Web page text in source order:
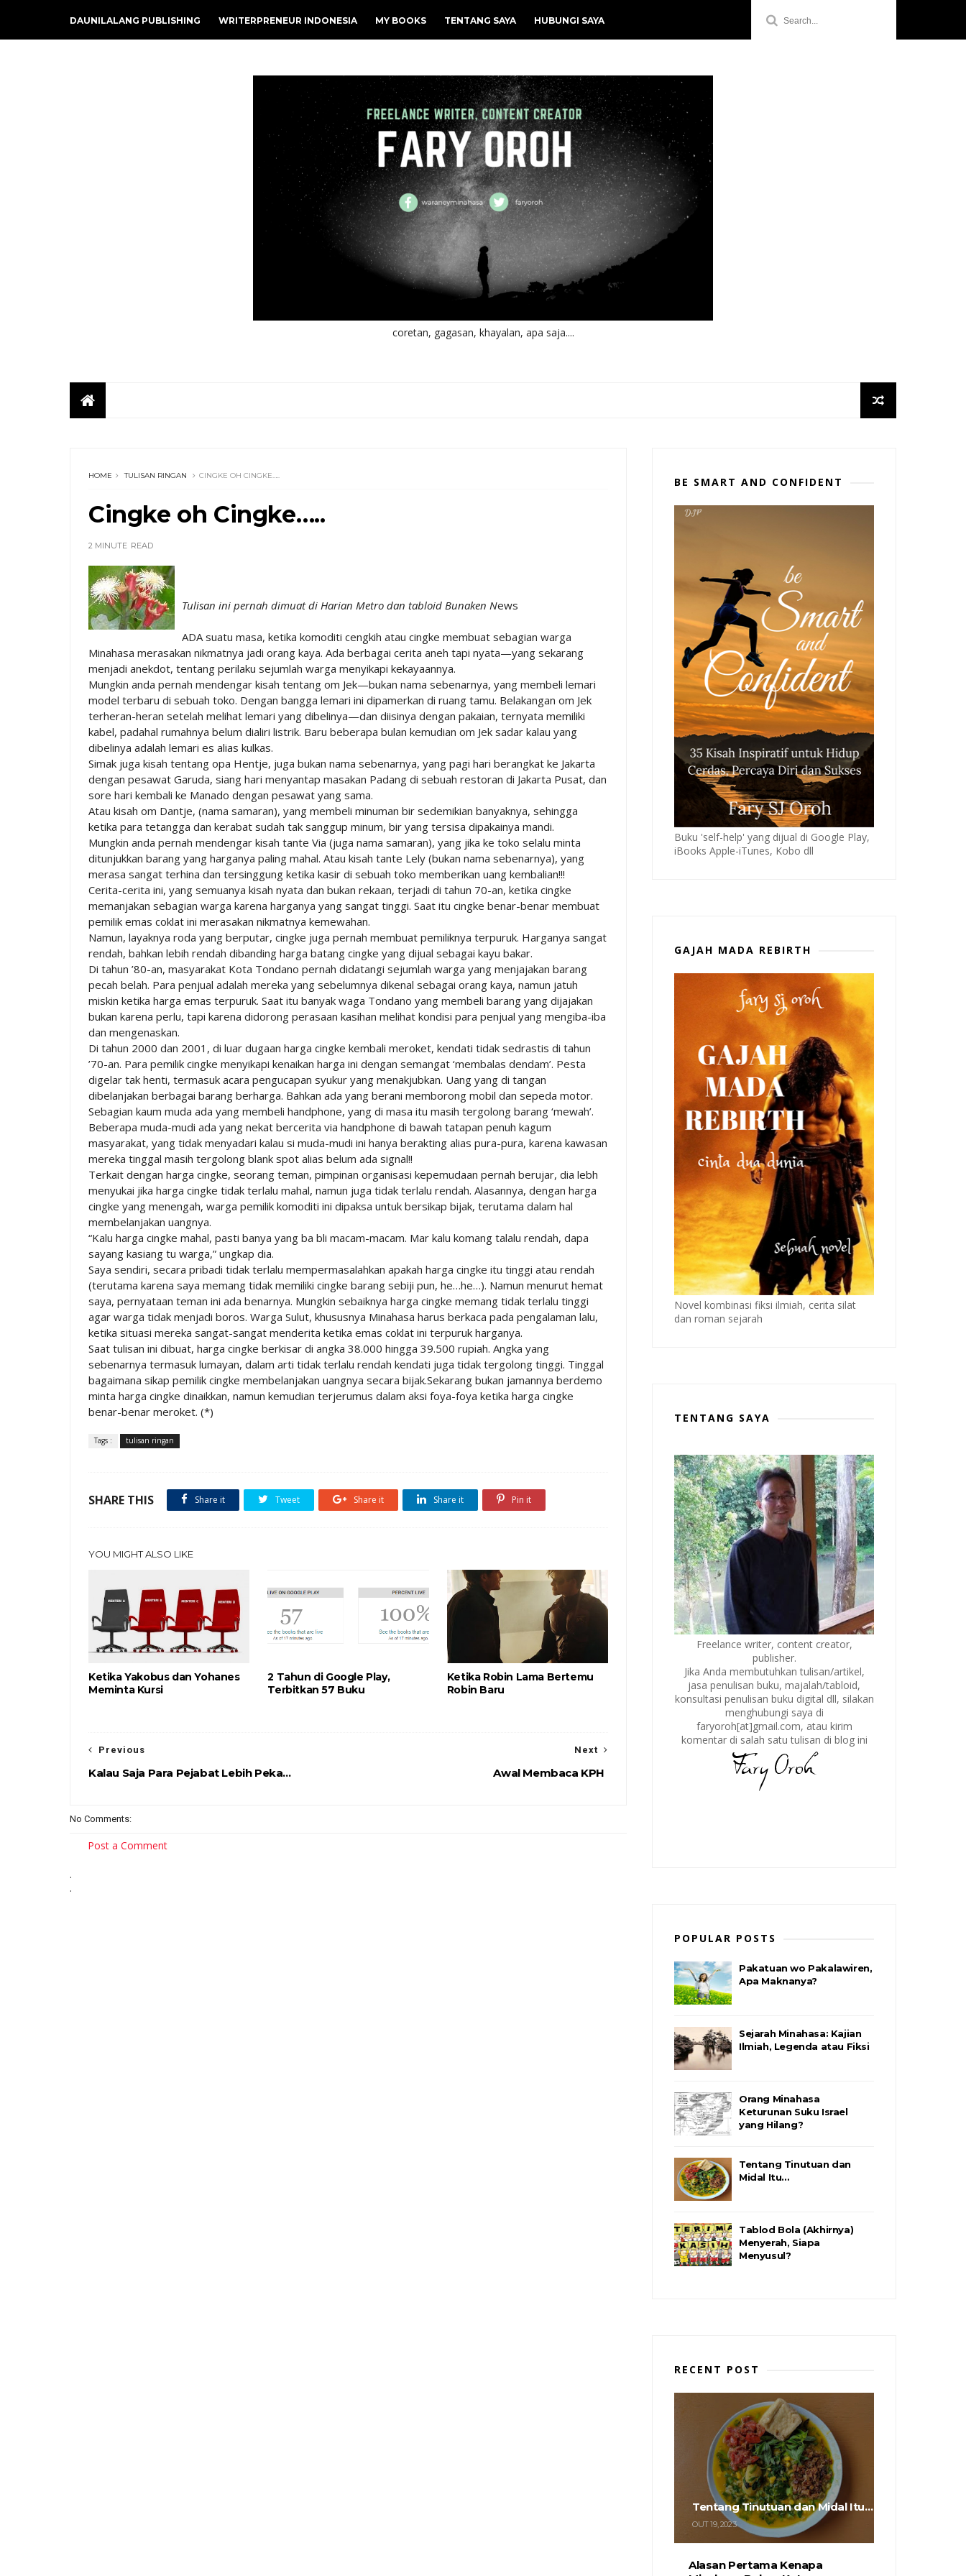
DAUNILALANG PUBLISHING WRITERPRENEUR INDONESIA MY BOOKS TENTANG SAYA HUBUNGI SAYA
coretan, gagasan, khayalan, apa saja....
HOME TULISAN RINGAN CINGKE OH CINGKE…..
Cingke oh Cingke…..
2 MINUTE READ
Tulisan ini pernah dimuat di Harian Metro dan tabloid Bunaken News
ADA suatu masa, ketika komoditi cengkih atau cingke membuat sebagian warga
Minahasa merasakan nikmatnya jadi orang kaya. Ada berbagai cerita aneh tapi nyata—yang sekarang
menjadi anekdot, tentang perilaku sejumlah warga menyikapi kekayaannya.
Mungkin anda pernah mendengar kisah tentang om Jek—bukan nama sebenarnya, yang membeli lemari
model terbaru di sebuah toko. Dengan bangga lemari ini dipamerkan di ruang tamu. Belakangan om Jek
terheran-heran setelah melihat lemari yang dibelinya—dan diisinya dengan pakaian, ternyata memiliki
kabel, padahal rumahnya belum dialiri listrik. Baru beberapa bulan kemudian om Jek sadar kalau yang
dibelinya adalah lemari es alias kulkas.
Simak juga kisah tentang opa Hentje, juga bukan nama sebenarnya, yang pagi hari berangkat ke Jakarta
dengan pesawat Garuda, siang hari menyantap masakan Padang di sebuah restoran di Jakarta Pusat, dan
sore hari kembali ke Manado dengan pesawat yang sama.
Atau kisah om Dantje, (nama samaran), yang membeli minuman bir sedemikian banyaknya, sehingga
ketika para tetangga dan kerabat sudah tak sanggup minum, bir yang tersisa dipakainya mandi.
Mungkin anda pernah mendengar kisah tante Via (juga nama samaran), yang jika ke toko selalu minta
ditunjukkan barang yang harganya paling mahal. Atau kisah tante Lely (bukan nama sebenarnya), yang
merasa sangat terhina dan tersinggung ketika kasir di sebuah toko memberikan uang kembalian!!!
Cerita-cerita ini, yang semuanya kisah nyata dan bukan rekaan, terjadi di tahun 70-an, ketika cingke
memanjakan sebagian warga karena harganya yang sangat tinggi. Saat itu cingke benar-benar membuat
pemilik emas coklat ini merasakan nikmatnya kemewahan.
Namun, layaknya roda yang berputar, cingke juga pernah membuat pemiliknya terpuruk. Harganya sangat
rendah, bahkan lebih rendah dibanding harga batang cingke yang dijual sebagai kayu bakar.
Di tahun ’80-an, masyarakat Kota Tondano pernah didatangi sejumlah warga yang menjajakan barang
pecah belah. Para penjual adalah mereka yang sebelumnya dikenal sebagai orang kaya, namun jatuh
miskin ketika harga emas terpuruk. Saat itu banyak waga Tondano yang membeli barang yang dijajakan
bukan karena perlu, tapi karena didorong perasaan kasihan melihat kondisi para penjual yang mengiba-iba
dan mengenaskan.
Di tahun 2000 dan 2001, di luar dugaan harga cingke kembali meroket, kendati tidak sedrastis di tahun
’70-an. Para pemilik cingke menyikapi kenaikan harga ini dengan semangat ‘membalas dendam’. Pesta
digelar tak henti, termasuk acara pengucapan syukur yang menakjubkan. Uang yang di tangan
dibelanjakan berbagai barang berharga. Bahkan ada yang berani memborong mobil dan sepeda motor.
Sebagian kaum muda ada yang membeli handphone, yang di masa itu masih tergolong barang ‘mewah’.
Beberapa muda-mudi ada yang nekat bercerita via handphone di bawah tatapan penuh kagum
masyarakat, yang tidak menyadari kalau si muda-mudi ini hanya berakting alias pura-pura, karena kawasan
mereka tinggal masih tergolong blank spot alias belum ada signal!!
Terkait dengan harga cingke, seorang teman, pimpinan organisasi kepemudaan pernah berujar, dia lebh
menyukai jika harga cingke tidak terlalu mahal, namun juga tidak terlalu rendah. Alasannya, dengan harga
cingke yang menengah, warga pemilik komoditi ini dipaksa untuk bersikap bijak, terutama dalam hal
membelanjakan uangnya.
“Kalu harga cingke mahal, pasti banya yang ba bli macam-macam. Mar kalu komang talalu rendah, dapa
sayang kasiang tu warga,” ungkap dia.
Saya sendiri, secara pribadi tidak terlalu mempermasalahkan apakah harga cingke itu tinggi atau rendah
(terutama karena saya memang tidak memiliki cingke barang sebiji pun, he…he…). Namun menurut hemat
saya, pernyataan teman ini ada benarnya. Mungkin sebaiknya harga cingke memang tidak terlalu tinggi
agar warga tidak menjadi boros. Warga Sulut, khususnya Minahasa harus berkaca pada pengalaman lalu,
ketika situasi mereka sangat-sangat menderita ketika emas coklat ini terpuruk harganya.
Saat tulisan ini dibuat, harga cingke berkisar di angka 38.000 hingga 39.500 rupiah. Angka yang
sebenarnya termasuk lumayan, dalam arti tidak terlalu rendah kendati juga tidak tergolong tinggi. Tinggal
bagaimana sikap pemilik cingke membelanjakan uangnya secara bijak.Sekarang bukan jamannya berdemo
minta harga cingke dinaikkan, namun kemudian terjerumus dalam aksi foya-foya ketika harga cingke
benar-benar meroket. (*)
Tags : tulisan ringan
SHARE THIS Share it Tweet Share it Share it Pin it
YOU MIGHT ALSO LIKE
Ketika Yakobus dan Yohanes
Meminta Kursi
2 Tahun di Google Play,
Terbitkan 57 Buku
Ketika Robin Lama Bertemu
Robin Baru
Next
Awal Membaca KPH
Previous
Kalau Saja Para Pejabat Lebih Peka...
No Comments:
Post a Comment
.
.
BE SMART AND CONFIDENT
Buku 'self-help' yang dijual di Google Play,
iBooks Apple-iTunes, Kobo dll
GAJAH MADA REBIRTH
Novel kombinasi fiksi ilmiah, cerita silat
dan roman sejarah
TENTANG SAYA
Freelance writer, content creator,
publisher.
Jika Anda membutuhkan tulisan/artikel,
jasa penulisan buku, majalah/tabloid,
konsultasi penulisan buku digital dll, silakan
menghubungi saya di
faryoroh[at]gmail.com, atau kirim
komentar di salah satu tulisan di blog ini
POPULAR POSTS
Pakatuan wo Pakalawiren,
Apa Maknanya?
Sejarah Minahasa: Kajian
Ilmiah, Legenda atau Fiksi
Orang Minahasa
Keturunan Suku Israel
yang Hilang?
Tentang Tinutuan dan
Midal Itu…
Tablod Bola (Akhirnya)
Menyerah, Siapa
Menyusul?
RECENT POST
Tentang Tinutuan dan Midal Itu…
OUT 19, 2023
Alasan Pertama Kenapa